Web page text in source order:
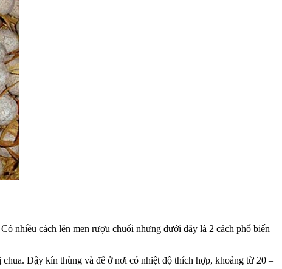
nhiều cách lên men rượu chuối nhưng dưới đây là 2 cách phổ biến
Đậy kín thùng và để ở nơi có nhiệt độ thích hợp, khoảng từ 20 –